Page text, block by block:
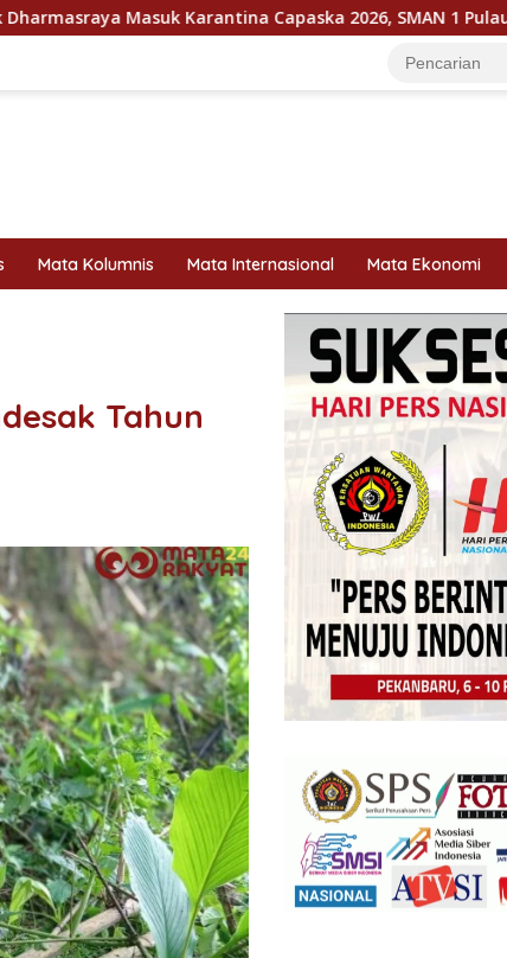
Capaska 2026, SMAN 1 Pulau Punjung Mendominasi
Mata Kolumnis Mata Internasional Mata Ekonomi
Tahun